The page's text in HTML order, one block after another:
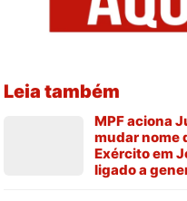
Leia também
MPF aciona
mudar nome
Exército em
ligado a